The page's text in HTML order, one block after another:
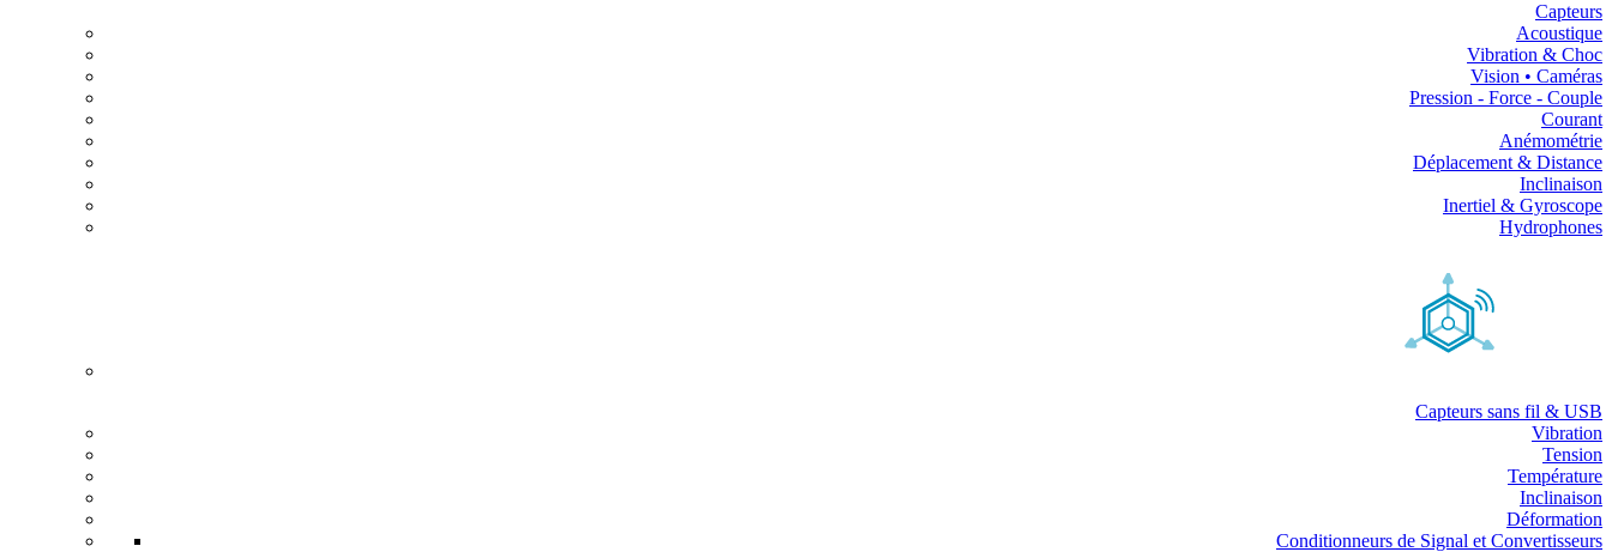
Capteurs
Acoustique
Vibration & Choc
Vision • Caméras
Pression - Force - Couple
Courant
Anémométrie
Déplacement & Distance
Inclinaison
Inertiel & Gyroscope
Hydrophones
Capteurs sans fil & USB
Vibration
Tension
Température
Inclinaison
Déformation
Conditionneurs de Signal et Convertisseurs